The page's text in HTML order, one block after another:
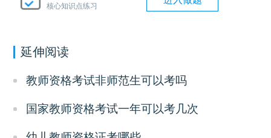
核心知识点练习
延伸阅读
教师资格考试非师范生可以考吗
国家教师资格考试一年可以考几次